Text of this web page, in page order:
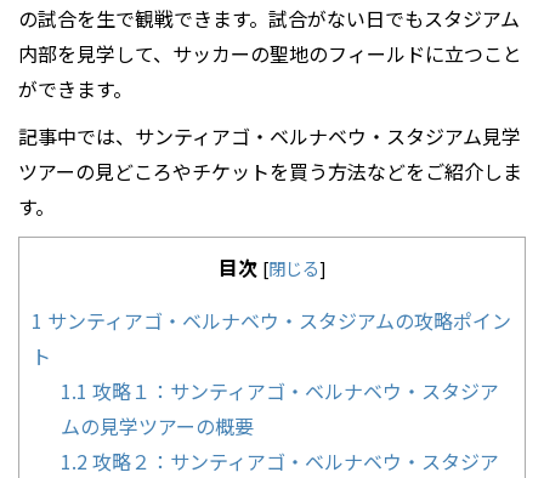
の試合を生で観戦できます。試合がない日でもスタジアム
内部を見学して、サッカーの聖地のフィールドに立つこと
ができます。
記事中では、サンティアゴ・ベルナベウ・スタジアム見学
ツアーの見どころやチケットを買う方法などをご紹介しま
す。
目次 [閉じる]
1 サンティアゴ・ベルナベウ・スタジアムの攻略ポイン
ト
1.1 攻略１：サンティアゴ・ベルナベウ・スタジア
ムの見学ツアーの概要
1.2攻略２：サンティアゴ・ベルナベウ・スタジア